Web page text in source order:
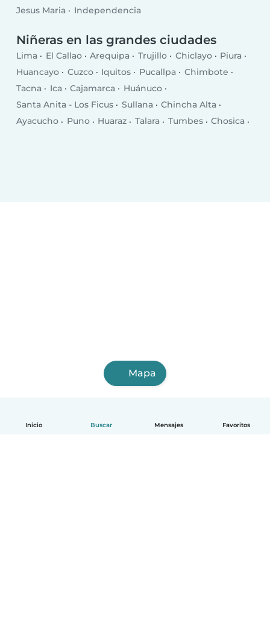
Inicio Buscar Mensajes Favoritos
Jesus Maria
Independencia
Niñeras en las grandes ciudades
Lima El Callao Arequipa Trujillo Chiclayo
Piura
Huancayo
Cuzco Iquitos Pucallpa
Chimbote
Tacna
Ica Cajamarca
Huánuco
Santa Anita - Los Ficus
Sullana
Chincha Alta
Ayacucho
Puno Huaraz Talara Tumbes
Chosica
Mapa